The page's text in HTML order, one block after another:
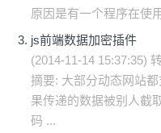
原因是有一个程序在使
js前端数据加密插件
(2014-11-14 15:37:35)
摘要: 大部分动态网站
果传递的数据被别人截
码 ...